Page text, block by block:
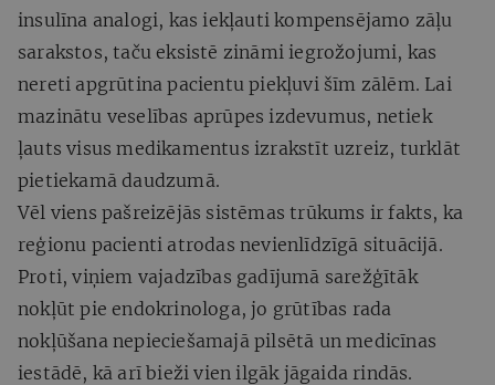
insulīna analogi, kas iekļauti kompensējamo zāļu
sarakstos, taču eksistē zināmi iegrožojumi, kas
nereti apgrūtina pacientu piekļuvi šīm zālēm. Lai
mazinātu veselības aprūpes izdevumus, netiek
ļauts visus medikamentus izrakstīt uzreiz, turklāt
pietiekamā daudzumā.
Vēl viens pašreizējās sistēmas trūkums ir fakts, ka
reģionu pacienti atrodas nevienlīdzīgā situācijā.
Proti, viņiem vajadzības gadījumā sarežģītāk
nokļūt pie endokrinologa, jo grūtības rada
nokļūšana nepieciešamajā pilsētā un medicīnas
iestādē, kā arī bieži vien ilgāk jāgaida rindās.